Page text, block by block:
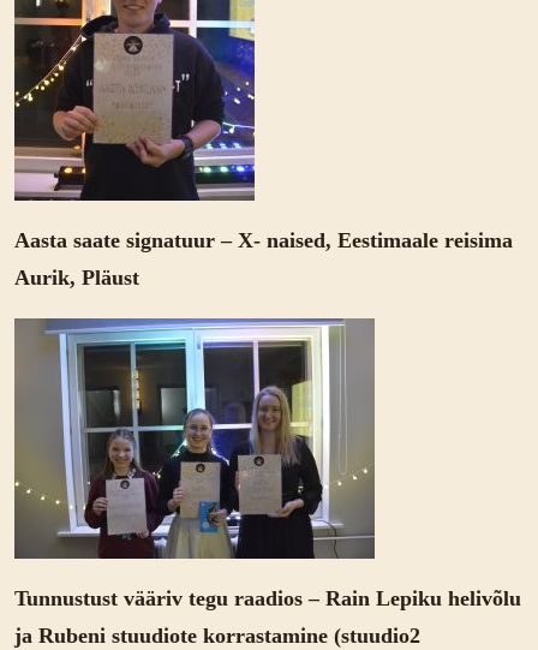
Aasta saate signatuur – X- naised, Eestimaale reisima
Aurik, Pläust
Tunnustust vääriv tegu raadios – Rain Lepiku helivõlu
ja Rubeni stuudiote korrastamine (stuudio2